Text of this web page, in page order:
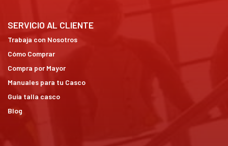
SERVICIO AL CLIENTE
Trabaja con Nosotros
Cómo Comprar
Compra por Mayor
Manuales para tu Casco
Guía talla casco
Blog